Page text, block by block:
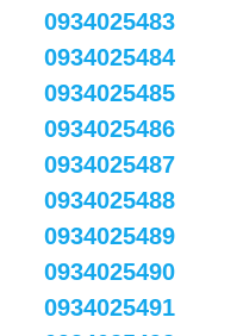
0934025483
0934025484
0934025485
0934025486
0934025487
0934025488
0934025489
0934025490
0934025491